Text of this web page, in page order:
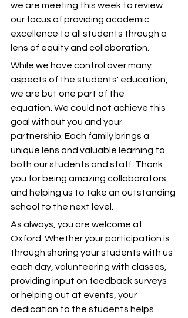
we are meeting this week to review
our focus of providing academic
excellence to all students through a
lens of equity and collaboration.
While we have control over many
aspects of the students' education,
we are but one part of the
equation. We could not achieve this
goal without you and your
partnership. Each family brings a
unique lens and valuable learning to
both our students and staff. Thank
you for being amazing collaborators
and helping us to take an outstanding
school to the next level.
As always, you are welcome at
Oxford. Whether your participation is
through sharing your students with us
each day, volunteering with classes,
providing input on feedback surveys
or helping out at events, your
dedication to the students helps